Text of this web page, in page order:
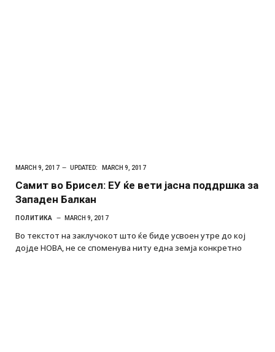
MARCH 9, 2017 UPDATED: MARCH 9, 2017
Самит во Брисел: ЕУ ќе вети јасна поддршка за
Западен Балкан
ПОЛИТИКА MARCH 9, 2017
Во текстот на заклучокот што ќе биде усвоен утре до кој
дојде НОВА, не се споменува ниту една земја конкретно